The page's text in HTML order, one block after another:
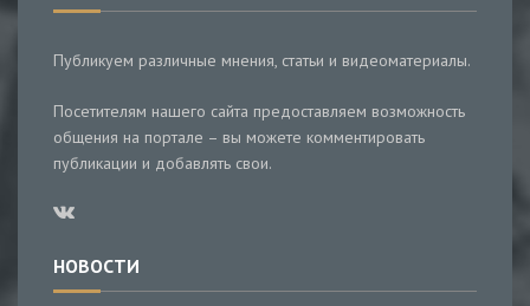
Публикуем различные мнения, статьи и видеоматериалы.
Посетителям нашего сайта предоставляем возможность
общения на портале – вы можете комментировать
публикации и добавлять свои.
НОВОСТИ